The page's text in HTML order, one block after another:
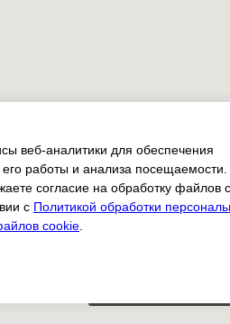
веб-аналитики для обеспечения
работы и анализа посещаемости.
согласие на обработку файлов
с Политикой обработки
cookie.